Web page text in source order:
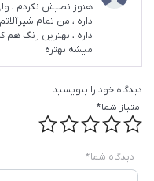
هنوز نصبش نکردم ،
داره ، من تمام
داره ، بهترین رنگ
میشه بهتره
دیدگاه خود را بنویسید
امتیاز شما*
دیدگاه شما*